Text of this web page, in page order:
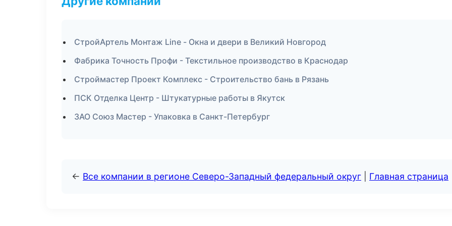
СтройАртель Монтаж Line - Окна и двери в Великий Новгород
Фабрика Точность Профи - Текстильное производство в Краснодар
Строймастер Проект Комплекс - Строительство бань в Рязань
ПСК Отделка Центр - Штукатурные работы в Якутск
ЗАО Союз Мастер - Упаковка в Санкт-Петербург
← Все компании в регионе Северо-Западный федеральный округ Главная страница